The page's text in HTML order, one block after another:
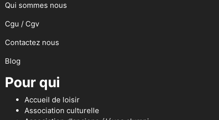
Qui sommes nous
Cgu / Cgv
Contactez nous
Blog
Pour qui
Accueil de loisir
Association culturelle